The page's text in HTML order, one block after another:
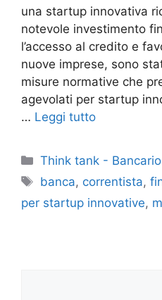
una startup innovativa
notevole investimento
l’accesso al credito e
nuove imprese, sono
misure normative che
agevolati per startup
… Leggi tutto
Categorie
Think tank - Bancario
Tag
banca, correntista,
per startup innovative,